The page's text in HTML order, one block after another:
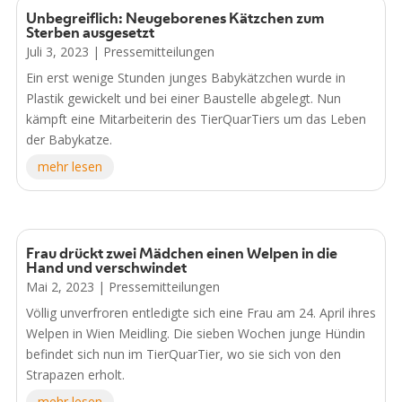
Unbegreiflich: Neugeborenes Kätzchen zum
Sterben ausgesetzt
Juli 3, 2023 | Pressemitteilungen
Ein erst wenige Stunden junges Babykätzchen wurde in
Plastik gewickelt und bei einer Baustelle abgelegt. Nun
kämpft eine Mitarbeiterin des TierQuarTiers um das Leben
der Babykatze.
mehr lesen
Frau drückt zwei Mädchen einen Welpen in die
Hand und verschwindet
Mai 2, 2023 | Pressemitteilungen
Völlig unverfroren entledigte sich eine Frau am 24. April ihres
Welpen in Wien Meidling. Die sieben Wochen junge Hündin
befindet sich nun im TierQuarTier, wo sie sich von den
Strapazen erholt.